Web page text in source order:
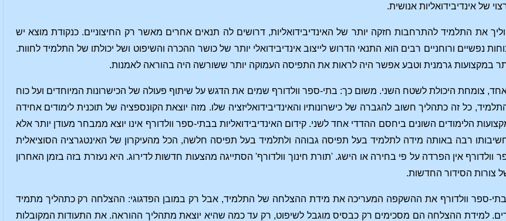
של אינדיבידואליות אנושית.
את התלמיד להתרחבות חזקה יותר של האינדיבידואליות, דרושים לה תנאים אחרים מאשר רק החיצוניים. כנקודת מוצא יש
נפשיים ורוחניים רבים הוא התנאי הדרוש לייצוב אינדיבידואלי יותר של כושר ההכרה והשיפוט ושל יכולתו של התלמיד לחוות.
במקצועות גרמנית וטבע אפשר היה לראות את התפיסה העמוקה יותר ששורשה היה בהוראה לאמנות.
צומחת היכולת לשטח השני. משום כך: בתי-ספר וולדורף שמים את הדגש על שיתוף פעולה של הכישרונות המיוחדים ועל כוח
כל זה כתהליך חשוב להגברה של כישרונותיו והאינדיבידואליזציה שלו. מזה יוצאת הקונספציה של תוכנית לימודים אחידה
הלימודים השונים ביחסם ההדדי אחד לשני. קידום האינדיבידואליות בבתי-ספר וולדורף אינו יוצא ממבחר מעודן יותר אלא
רבה באותה מידה לתלמיד בעל תפיסה גבוהה ולתלמיד בעל תפיסה חלשה, הכל מהעיקרון של האינטגרציה הסוציאלית
וולדורף אין הפרדה על פי בחירה או הישג. 'תורת חינוך וולדורף' הסתייגה מהצעות חדשות לדירוג. היא נעזרת בזה בזמן האחרון
צורות הסידור החדשות.
בתי-ספר וולדורף את ההשקפה המעריכה את מידת ההצלחה של התלמיד, אבל רק במובן הפדגוגי: ההצלחה רק כתהליך מתמיד
למידת ההצלחה הם מסכימים רק כבסיס מוגבל לשיפוט, רק עד כמה שהיא יוצאת מתהליך ההוראה. את התעודות המקובלות